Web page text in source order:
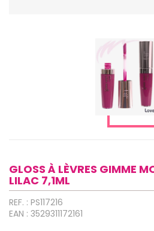
GLOSS À LÈVRES GIMME
LILAC 7,1ML
REF. : PS117216
EAN : 3529311172161